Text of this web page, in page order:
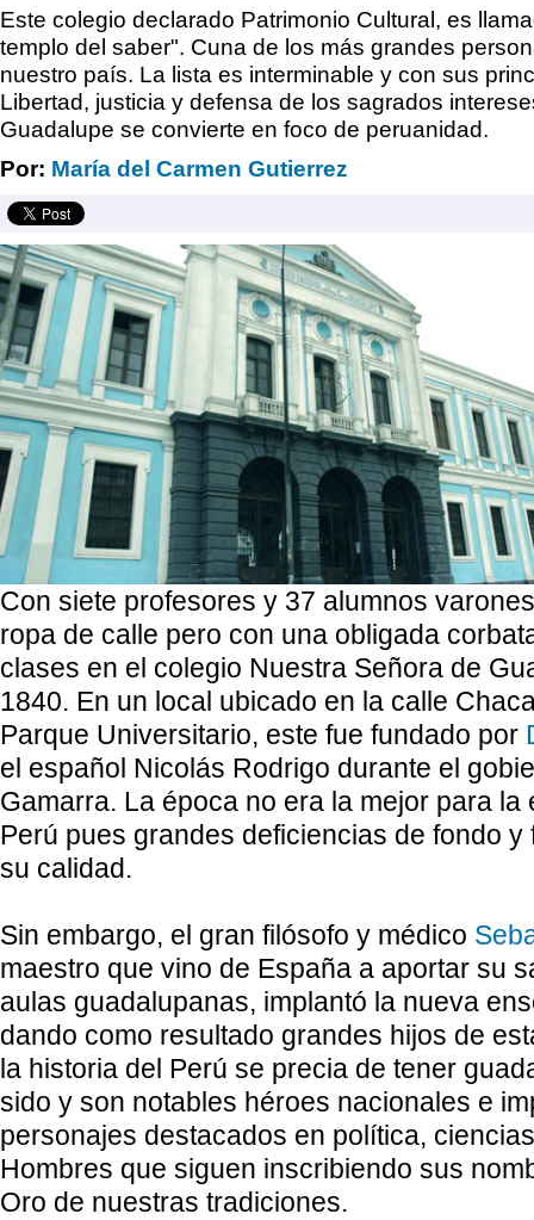
Este colegio declarado Patrimonio Cultural, es
templo del saber". Cuna de los más grandes
nuestro país. La lista es interminable y con sus
Libertad, justicia y defensa de los sagrados
Guadalupe se convierte en foco de peruanidad.
Por: María del Carmen Gutierrez
Con siete profesores y 37 alumnos
ropa de calle pero con una obligada
clases en el colegio Nuestra Señora de
1840. En un local ubicado en la calle
Parque Universitario, este fue fundado por
el español Nicolás Rodrigo durante el
Gamarra. La época no era la mejor para la
Perú pues grandes deficiencias de fondo y
su calidad.
Sin embargo, el gran filósofo y médico
maestro que vino de España a aportar su
aulas guadalupanas, implantó la nueva
dando como resultado grandes hijos de
la historia del Perú se precia de tener
sido y son notables héroes nacionales e
personajes destacados en política,
Hombres que siguen inscribiendo sus
Oro de nuestras tradiciones.